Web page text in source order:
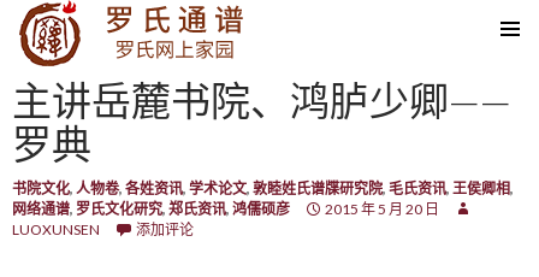
SKIP TO CONTENT
主讲岳麓书院、鸿胪少卿——
罗典
书院文化, 人物卷, 各姓资讯, 学术论文, 敦睦姓氏谱牒研究院, 毛氏资讯, 王侯卿相,
网络通谱, 罗氏文化研究, 郑氏资讯, 鸿儒硕彦
2015 年 5 月 20 日
LUOXUNSEN
添加评论